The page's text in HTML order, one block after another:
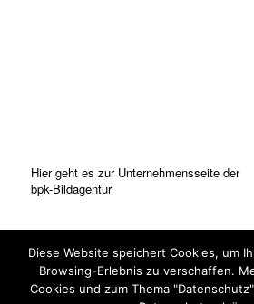
Hier geht es zur Unternehmensseite der
bpk-Bildagentur
Diese Website speichert Cookies, um
Browsing-Erlebnis zu verschaffen.
Cookies und zum Thema